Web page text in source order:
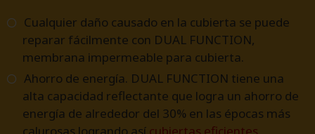
Cualquier daño causado en la cubierta se puede
reparar fácilmente con DUAL FUNCTION,
membrana impermeable para cubierta.
Ahorro de energía. DUAL FUNCTION tiene una
alta capacidad reflectante que logra un ahorro de
energía de alrededor del 30% en las épocas más